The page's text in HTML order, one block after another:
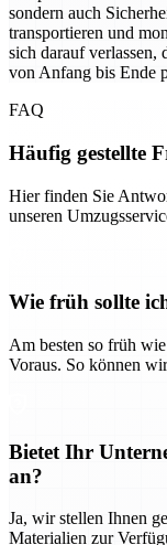
sondern auch
transportieren und
sich darauf verlassen,
von Anfang bis Ende
FAQ
Häufig gestellte
Hier finden Sie
unseren
Wie früh sollte
Am besten so früh
Voraus. So können
Bietet Ihr
an?
Ja, wir stellen Ihnen
Materialien zur